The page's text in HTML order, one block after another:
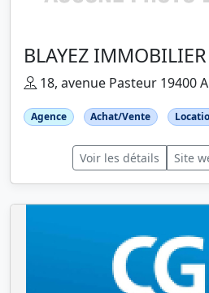
BLAYEZ IMMOBILIER
18, avenue Pasteur 19400
Agence Achat/Vente
Voir les détails Site